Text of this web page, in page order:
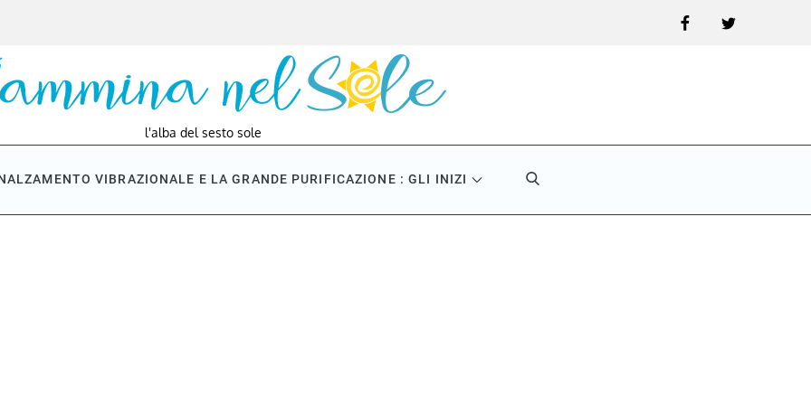
FacebookTwitter
l'alba del sesto sole
VIBRAZIONALE E LA GRANDE PURIFICAZIONE : GLI INIZI